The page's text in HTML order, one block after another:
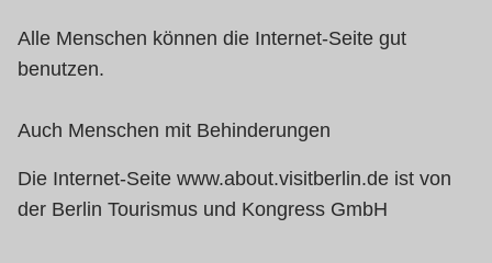
Alle Menschen können die Internet-Seite gut
benutzen.
Auch Menschen mit Behinderungen
Die Internet-Seite www.about.visitberlin.de ist von
der Berlin Tourismus und Kongress GmbH